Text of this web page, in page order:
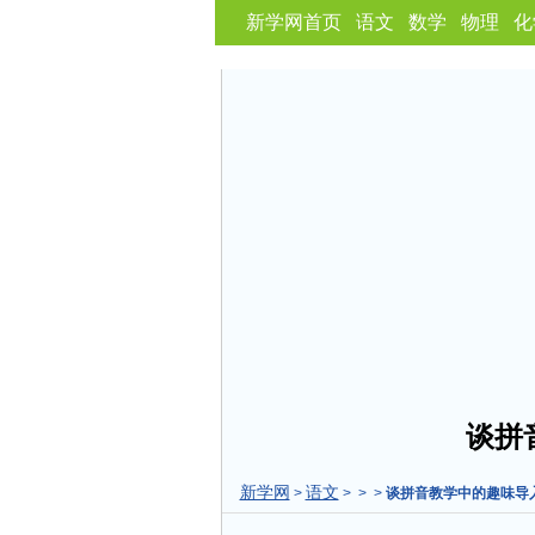
新学网首页 语文 数学 物理
谈拼
新学网 > 语文 > > > 谈拼音教学中的趣味导